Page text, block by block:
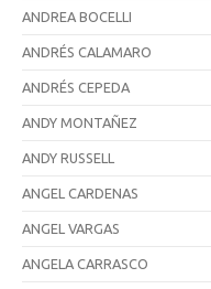
ANDREA BOCELLI
ANDRÉS CALAMARO
ANDRÉS CEPEDA
ANDY MONTAÑEZ
ANDY RUSSELL
ANGEL CARDENAS
ANGEL VARGAS
ANGELA CARRASCO